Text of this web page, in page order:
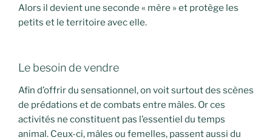
Alors il devient une seconde « mère » et protège les
petits et le territoire avec elle.
Le besoin de vendre
Afin d’offrir du sensationnel, on voit surtout des scènes
de prédations et de combats entre mâles. Or ces
activités ne constituent pas l’essentiel du temps
animal. Ceux-ci, mâles ou femelles, passent aussi du